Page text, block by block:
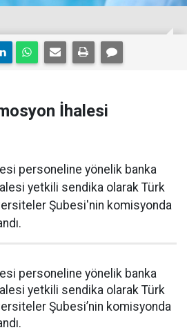
İhalesi
personeline yönelik banka
yetkili sendika olarak Türk
Şubesi'nin komisyonda
personeline yönelik banka
yetkili sendika olarak Türk
Şubesi’nin komisyonda